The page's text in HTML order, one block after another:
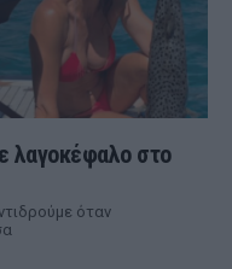
λαγοκέφαλο στο
όταν